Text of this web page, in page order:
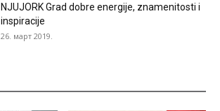
NJUJORK Grad dobre energije, znamenitosti i
inspiracije
26. март 2019.